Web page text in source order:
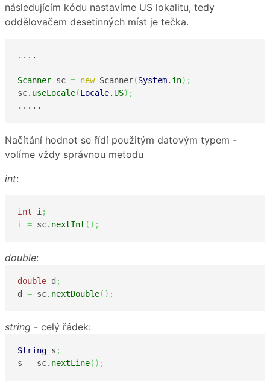
následujícím kódu nastavíme US lokalitu, tedy
oddělovačem desetinných míst je tečka.
....
Scanner sc = new Scanner(System. in) ;
sc. useLocale(Locale. US) ;
.....
Načítání hodnot se řídí použitým datovým typem -
volíme vždy správnou metodu
int:
int i ;
i = sc. nextInt ( ) ;
double:
double d ;
d = sc. nextDouble( ) ;
string - celý řádek:
String s ;
s = sc. nextLine( ) ;